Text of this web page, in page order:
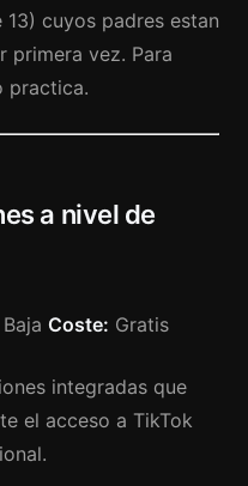
cuyos padres estan
primera vez. Para
practica.
a nivel de
Baja Coste: Gratis
integradas que
el acceso a TikTok